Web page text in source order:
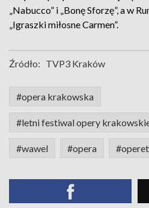
„Nabucco” i „Bonę Sforzę”, a w
„Igraszki miłosne Carmen”.
Źródło: TVP3 Kraków
#opera krakowska
#letni festiwal opery
#wawel #opera